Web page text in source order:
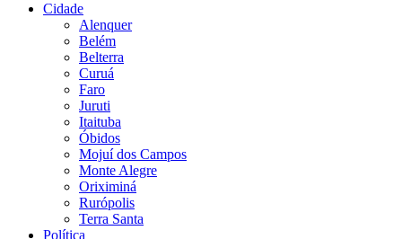
Cidade
Alenquer
Belém
Belterra
Curuá
Faro
Juruti
Itaituba
Óbidos
Mojuí dos Campos
Monte Alegre
Oriximiná
Rurópolis
Terra Santa
Política